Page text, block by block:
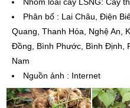
Phân bố : Lai Châu, Điện
Quang, Thanh Hóa, Nghệ An,
Đồng, Bình Phước, Bình Định,
Nam
Nguồn ảnh : Internet